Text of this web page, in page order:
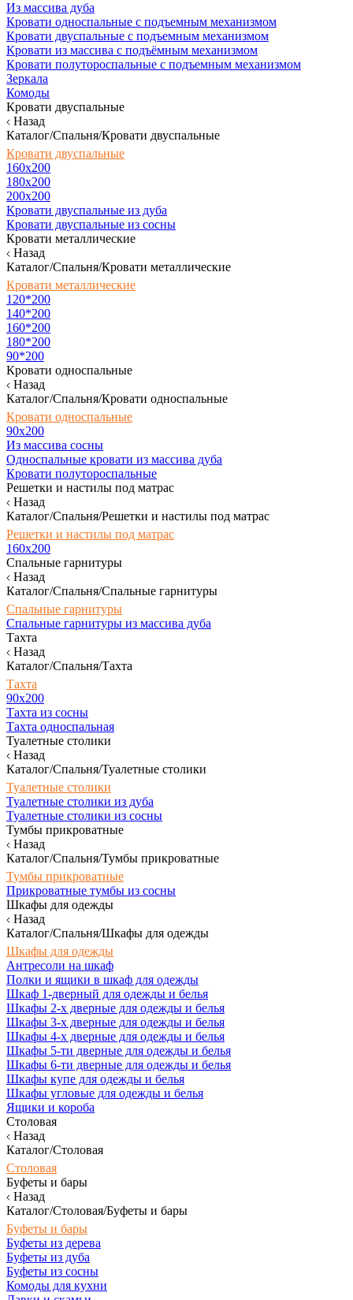
Из массива дуба
Кровати односпальные с подъемным механизмом
Кровати двуспальные с подъемным механизмом
Кровати из массива с подъёмным механизмом
Кровати полутороспальные с подъемным механизмом
Зеркала
Комоды
Кровати двуспальные
Назад
Каталог/Спальня/Кровати двуспальные
Кровати двуспальные
160х200
180x200
200x200
Кровати двуспальные из дуба
Кровати двуспальные из сосны
Кровати металлические
Назад
Каталог/Спальня/Кровати металлические
Кровати металлические
120*200
140*200
160*200
180*200
90*200
Кровати односпальные
Назад
Каталог/Спальня/Кровати односпальные
Кровати односпальные
90х200
Из массива сосны
Односпальные кровати из массива дуба
Кровати полутороспальные
Решетки и настилы под матрас
Назад
Каталог/Спальня/Решетки и настилы под матрас
Решетки и настилы под матрас
160х200
Спальные гарнитуры
Назад
Каталог/Спальня/Спальные гарнитуры
Спальные гарнитуры
Спальные гарнитуры из массива дуба
Тахта
Назад
Каталог/Спальня/Тахта
Тахта
90х200
Тахта из сосны
Тахта односпальная
Туалетные столики
Назад
Каталог/Спальня/Туалетные столики
Туалетные столики
Туалетные столики из дуба
Туалетные столики из сосны
Тумбы прикроватные
Назад
Каталог/Спальня/Тумбы прикроватные
Тумбы прикроватные
Прикроватные тумбы из сосны
Шкафы для одежды
Назад
Каталог/Спальня/Шкафы для одежды
Шкафы для одежды
Антресоли на шкаф
Полки и ящики в шкаф для одежды
Шкаф 1-дверный для одежды и белья
Шкафы 2-х дверные для одежды и белья
Шкафы 3-х дверные для одежды и белья
Шкафы 4-х дверные для одежды и белья
Шкафы 5-ти дверные для одежды и белья
Шкафы 6-ти дверные для одежды и белья
Шкафы купе для одежды и белья
Шкафы угловые для одежды и белья
Ящики и короба
Столовая
Назад
Каталог/Столовая
Столовая
Буфеты и бары
Назад
Каталог/Столовая/Буфеты и бары
Буфеты и бары
Буфеты из дерева
Буфеты из дуба
Буфеты из сосны
Комоды для кухни